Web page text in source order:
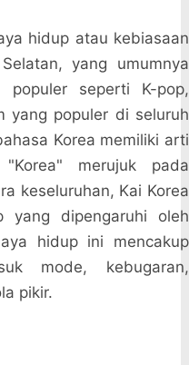
hidup atau kebiasaan
yang umumnya
populer seperti K-pop,
yang populer di seluruh
Korea memiliki arti
"Korea" merujuk pada
keseluruhan, Kai Korea
yang dipengaruhi oleh
hidup ini mencakup
mode, kebugaran,
pikir.